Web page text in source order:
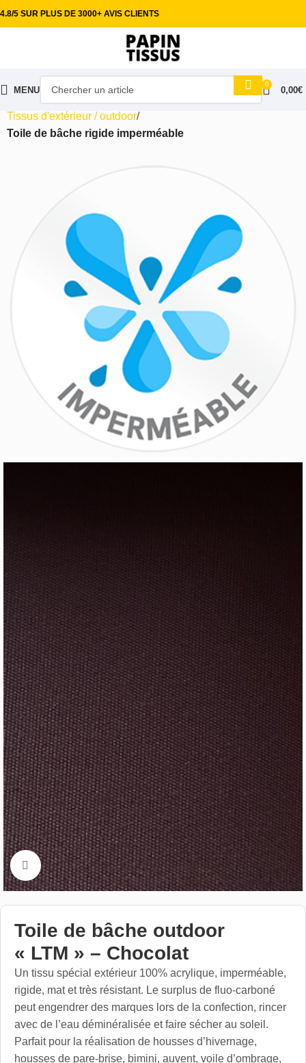
4.8/5 SUR PLUS DE 3000+ AVIS CLIENTS
MENU
0
0,00€
Tissus d'extérieur / outdoor
Toile de bâche rigide imperméable
Cliquez pour aggrandir
Toile de bâche outdoor
« LTM » – Chocolat
Un tissu spécial extérieur 100% acrylique, imperméable,
rigide, mat et très résistant. Le surplus de fluo-carboné
peut engendrer des marques lors de la confection, rincer
avec de l’eau déminéralisée et faire sécher au soleil.
Parfait pour la réalisation de housses d’hivernage,
housses de pare-brise, bimini, auvent, voile d’ombrage,